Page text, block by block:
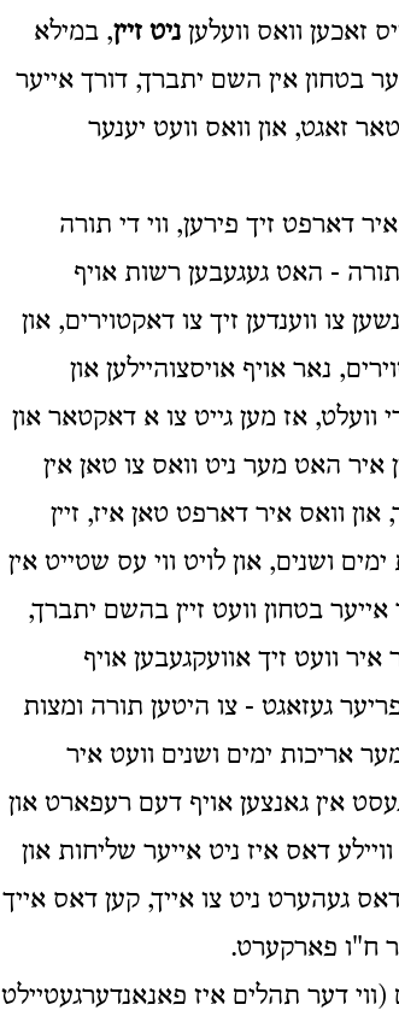
זאכען וואס וועלען ניט זיין, במילא
בטחון אין השם יתברך, דורך אייער
זאגט, און וואס וועט יענער
דארפט זיך פירען, ווי די תורה
- האט געגעבען רשות אויף
צו ווענדען זיך צו דאקטוירים, און
נאר אויף אויסצוהיילען און
וועלט, אז מען גייט צו א דאקטאר און
איר האט מער ניט וואס צו טאן אין
וואס איר דארפט טאן איז, זיין
ושנים, און לויט ווי עס שטייט אין
בטחון וועט זיין בהשם יתברך,
איר וועט זיך אוועקגעבען אויף
געזאגט - צו היטען תורה ומצות
אריכות ימים ושנים וועט איר
אין גאנצען אויף דעם רעפארט און
דאס איז ניט אייער שליחות און
געהערט ניט צו אייך, קען דאס אייך
ח"ו פארקערט.
דער תהלים איז פאנאנדערגעטיילט